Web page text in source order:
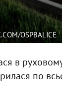
OSPBALICE
в руховому
по